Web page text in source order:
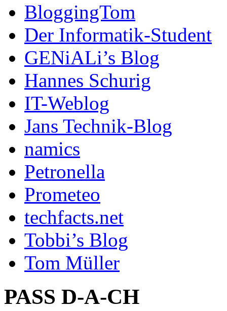
BloggingTom
Der Informatik-Student
GENiALi’s Blog
Hannes Schurig
IT-Weblog
Jans Technik-Blog
namics
Petronella
Prometeo
techfacts.net
Tobbi’s Blog
Tom Müller
PASS D-A-CH